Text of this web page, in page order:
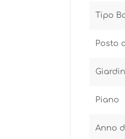
Tipo
Posto
Piano
Anno